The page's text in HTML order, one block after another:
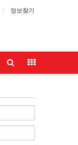
정보찾기